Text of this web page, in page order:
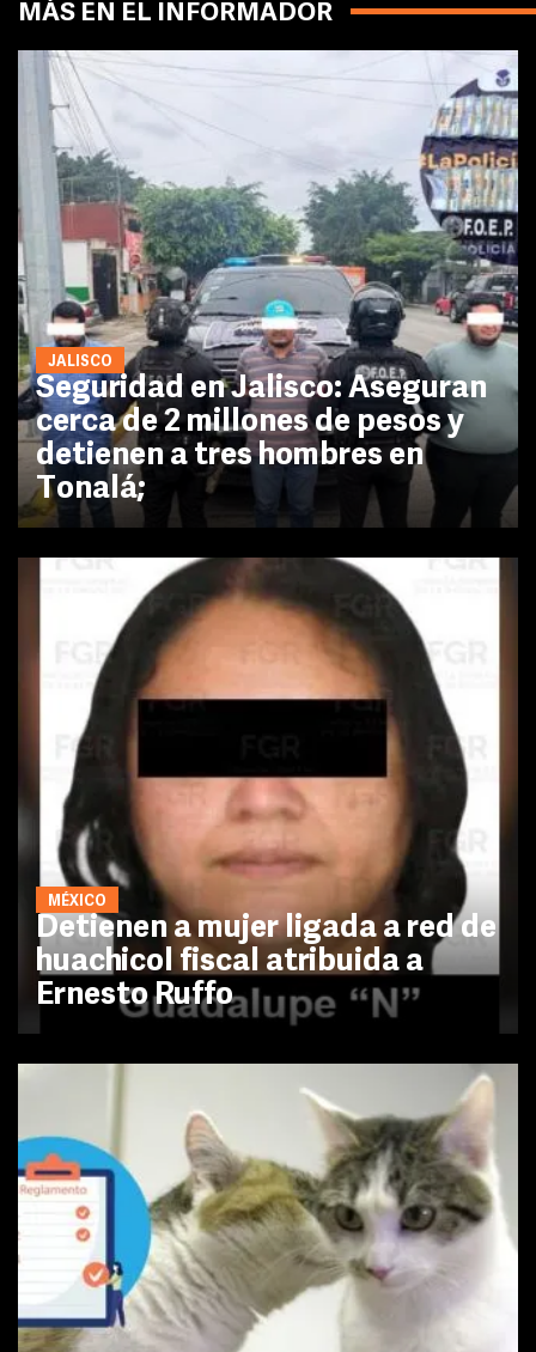
MÁS EN EL INFORMADOR
JALISCO
Seguridad en Jalisco: Aseguran
cerca de 2 millones de pesos y
detienen a tres hombres en
Tonalá;
MÉXICO
Detienen a mujer ligada a red de
huachicol fiscal atribuida a
Ernesto Ruffo